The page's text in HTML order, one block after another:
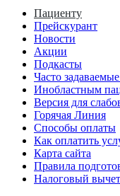
Пациенту
Прейскурант
Новости
Акции
Подкасты
Часто
Инобластным
Версия для
Горячая Линия
Способы оплаты
Как оплатить
Карта сайта
Правила
Налоговый вычет